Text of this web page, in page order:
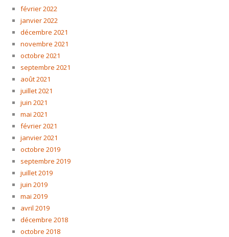
février 2022
janvier 2022
décembre 2021
novembre 2021
octobre 2021
septembre 2021
août 2021
juillet 2021
juin 2021
mai 2021
février 2021
janvier 2021
octobre 2019
septembre 2019
juillet 2019
juin 2019
mai 2019
avril 2019
décembre 2018
octobre 2018